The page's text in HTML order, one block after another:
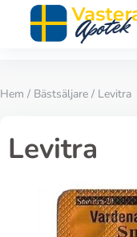
Hem / Bästsäljare / Levitra
Levitra